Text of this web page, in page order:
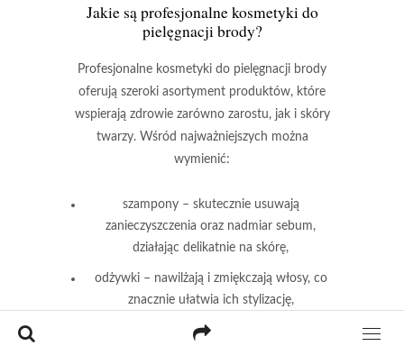
Jakie są profesjonalne kosmetyki do
pielęgnacji brody?
Profesjonalne kosmetyki do pielęgnacji brody
oferują szeroki asortyment produktów, które
wspierają zdrowie zarówno zarostu, jak i skóry
twarzy. Wśród najważniejszych można
wymienić:
szampony– skutecznie usuwają
zanieczyszczenia oraz nadmiar sebum,
działając delikatnie na skórę,
odżywki– nawilżają i zmiękczają włosy, co
znacznie ułatwia ich stylizację,
– nawilżają zarost oraz skórę pod nim,